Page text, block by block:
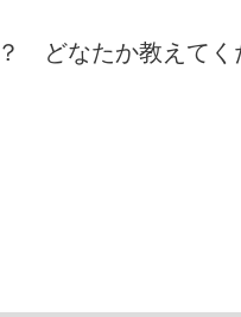
どなたか教えてく